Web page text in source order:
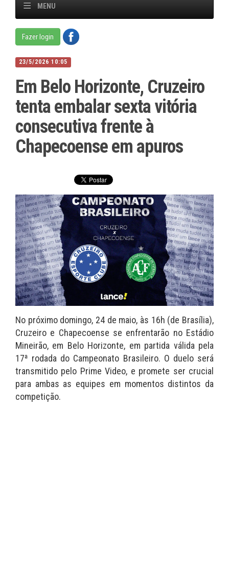
MENU
Fazer login
23/5/2026 10:05
Em Belo Horizonte, Cruzeiro
tenta embalar sexta vitória
consecutiva frente à
Chapecoense em apuros
No próximo domingo, 24 de maio, às 16h (de Brasília),
Cruzeiro e Chapecoense se enfrentarão no Estádio
Mineirão, em Belo Horizonte, em partida válida pela
17ª rodada do Campeonato Brasileiro. O duelo será
transmitido pelo Prime Video, e promete ser crucial
para ambas as equipes em momentos distintos da
competição.